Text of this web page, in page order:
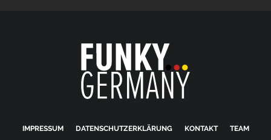
IMPRESSUM DATENSCHUTZERKLÄRUNG KONTAKT TEAM